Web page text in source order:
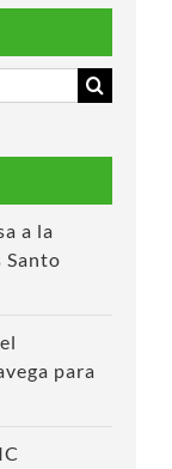
a la
Santo
para